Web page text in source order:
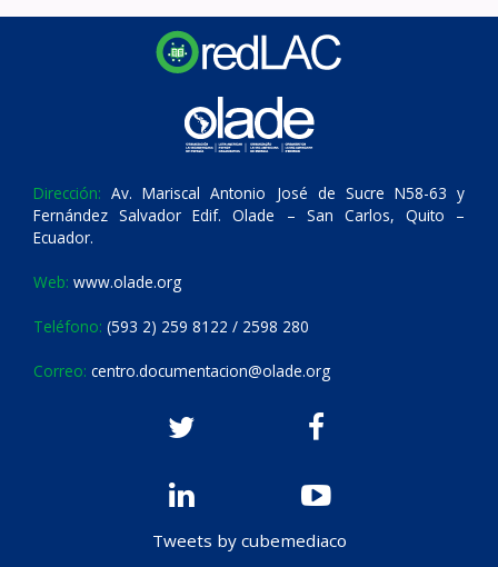
Dirección: Av. Mariscal Antonio José de Sucre N58-63 y
Fernández Salvador Edif. Olade – San Carlos, Quito –
Ecuador.
Web: www.olade.org
Teléfono: (593 2) 259 8122 / 2598 280
Correo: centro.documentacion@olade.org
Tweets by cubemediaco